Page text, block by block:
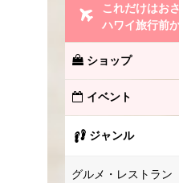
これだけはお
ハワイ旅行前
ショップ
イベント
ジャンル
グルメ・レストラン